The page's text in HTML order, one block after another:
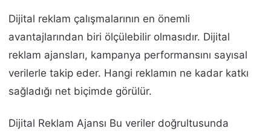
Dijital reklam çalışmalarının en önemli
avantajlarından biri ölçülebilir olmasıdır. Dijital
reklam ajansları, kampanya performansını sayısal
verilerle takip eder. Hangi reklamın ne kadar katkı
sağladığı net biçimde görülür.
Dijital Reklam Ajansı Bu veriler doğrultusunda